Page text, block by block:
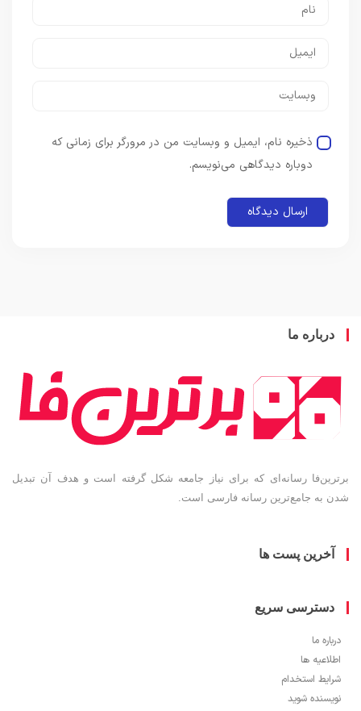
ذخیره نام، ایمیل و وبسایت من در مرورگر برای زمانی که
دوباره دیدگاهی می‌نویسم.
ما
رسانه‌ای که برای نیاز جامعه شکل گرفته است و هدف آن تبدیل
جامع‌ترین رسانه فارسی است.
پست ها
سریع
ها
استخدام
شوید